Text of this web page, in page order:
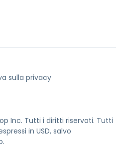
sulla privacy
Inc. Tutti i diritti riservati. Tutti
in USD, salvo